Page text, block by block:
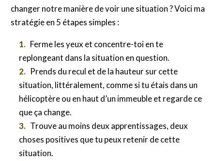
changer notre manière de voir une situation ? Voici ma
stratégie en 5 étapes simples :
Ferme les yeux et concentre-toi en te
replongeant dans la situation en question.
Prends du recul et de la hauteur sur cette
situation, littéralement, comme si tu étais dans un
hélicoptère ou en haut d’un immeuble et regarde ce
que ça change.
Trouve au moins deux apprentissages, deux
choses positives que tu peux retenir de cette
situation.